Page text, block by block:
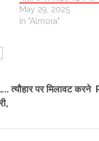
May 29, 2025
In "Almora"
त्यौहार पर मिलावट करने